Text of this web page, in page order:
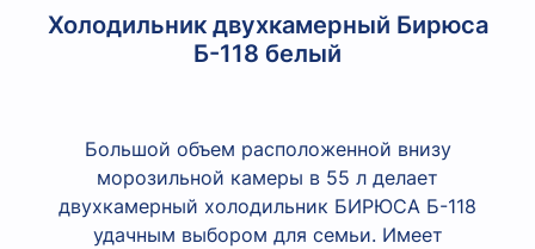
Холодильник двухкамерный Бирюса
Б-118 белый
Большой объем расположенной внизу
морозильной камеры в 55 л делает
двухкамерный холодильник БИРЮСА Б-118
удачным выбором для семьи. Имеет